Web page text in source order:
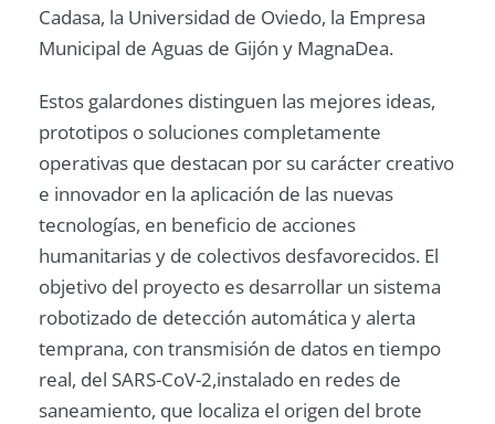
Cadasa, la Universidad de Oviedo, la Empresa
Municipal de Aguas de Gijón y MagnaDea.
Estos galardones distinguen las mejores ideas,
prototipos o soluciones completamente
operativas que destacan por su carácter creativo
e innovador en la aplicación de las nuevas
tecnologías, en beneficio de acciones
humanitarias y de colectivos desfavorecidos. El
objetivo del proyecto es desarrollar un sistema
robotizado de detección automática y alerta
temprana, con transmisión de datos en tiempo
real, del SARS-CoV-2,instalado en redes de
saneamiento, que localiza el origen del brote